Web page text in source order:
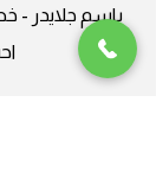
باسم جلايدر -